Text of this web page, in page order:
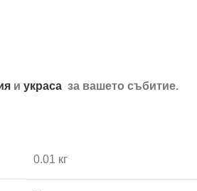
и украса за вашето събитие.
0.01 кг